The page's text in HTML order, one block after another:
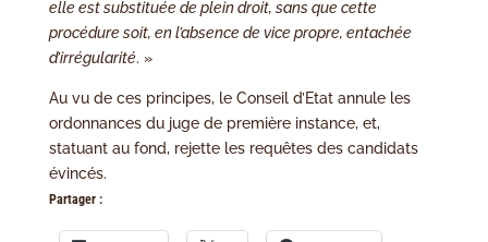
elle est substituée de plein droit, sans que cette
procédure soit, en l’absence de vice propre, entachée
d’irrégularité. »
Au vu de ces principes, le Conseil d’Etat annule les
ordonnances du juge de première instance, et,
statuant au fond, rejette les requêtes des candidats
évincés.
Partager :